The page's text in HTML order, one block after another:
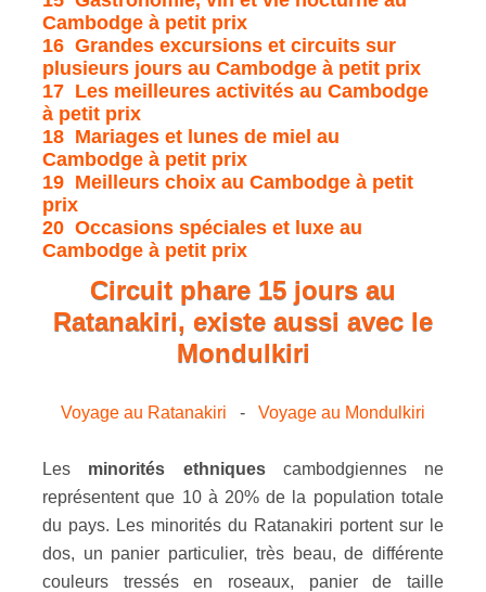
Cambodge à petit prix
16 Grandes excursions et circuits sur
plusieurs jours au Cambodge à petit prix
17 Les meilleures activités au Cambodge
à petit prix
18 Mariages et lunes de miel au
Cambodge à petit prix
19 Meilleurs choix au Cambodge à petit
prix
20 Occasions spéciales et luxe au
Cambodge à petit prix
Circuit phare 15 jours au
Ratanakiri, existe aussi avec le
Mondulkiri
Voyage au Ratanakiri - Voyage au Mondulkiri
Les minorités ethniquescambodgiennes ne
représentent que 10 à 20% de la population totale
du pays. Les minorités du Ratanakiri portent sur le
dos, un panier particulier, très beau, de différente
couleurs tressés en roseaux, panier de taille